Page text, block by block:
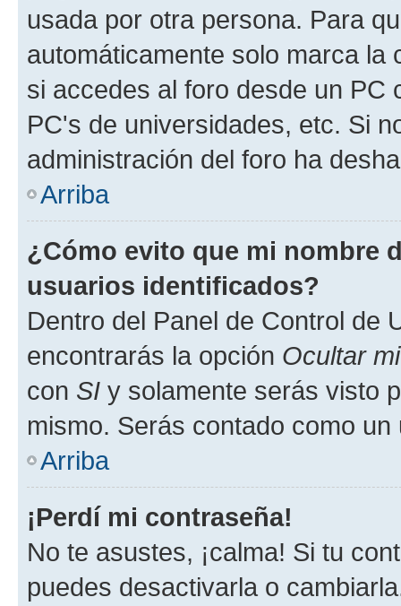
usada por otra persona. Para
automáticamente solo marca la
si accedes al foro desde un PC
PC's de universidades, etc. Si
administración del foro ha
Arriba
¿Cómo evito que mi nombre
usuarios identificados?
Dentro del Panel de Control de
encontrarás la opción Ocultar
con SI y solamente serás visto
mismo. Serás contado como un
Arriba
¡Perdí mi contraseña!
No te asustes, ¡calma! Si tu
puedes desactivarla o